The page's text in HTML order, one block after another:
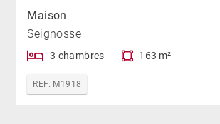
Maison
Seignosse
3 chambres 163 m²
REF. M1918